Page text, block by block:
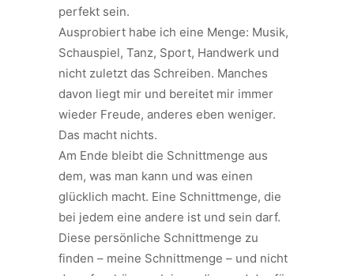
perfekt sein.
Ausprobiert habe ich eine Menge: Musik,
Schauspiel, Tanz, Sport, Handwerk und
nicht zuletzt das Schreiben. Manches
davon liegt mir und bereitet mir immer
wieder Freude, anderes eben weniger.
Das macht nichts.
Am Ende bleibt die Schnittmenge aus
dem, was man kann und was einen
glücklich macht. Eine Schnittmenge, die
bei jedem eine andere ist und sein darf.
Diese persönliche Schnittmenge zu
finden – meine Schnittmenge – und nicht